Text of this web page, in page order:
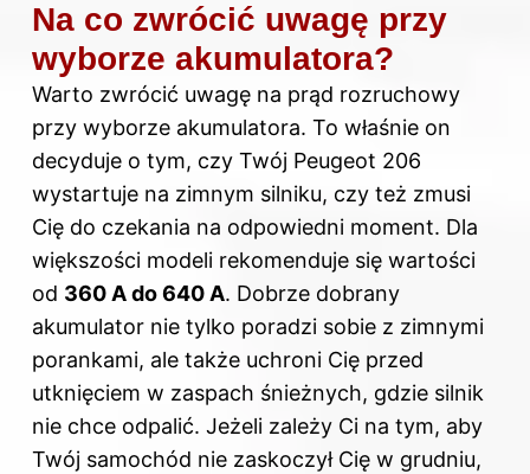
Na co zwrócić uwagę przy
wyborze akumulatora?
Warto zwrócić uwagę na prąd rozruchowy
przy wyborze akumulatora. To właśnie on
decyduje o tym, czy Twój Peugeot 206
wystartuje na zimnym silniku, czy też zmusi
Cię do czekania na odpowiedni moment. Dla
większości modeli rekomenduje się wartości
od 360 A do 640 A. Dobrze dobrany
akumulator nie tylko poradzi sobie z zimnymi
porankami, ale także uchroni Cię przed
utknięciem w zaspach śnieżnych, gdzie silnik
nie chce odpalić. Jeżeli zależy Ci na tym, aby
Twój samochód nie zaskoczył Cię w grudniu,